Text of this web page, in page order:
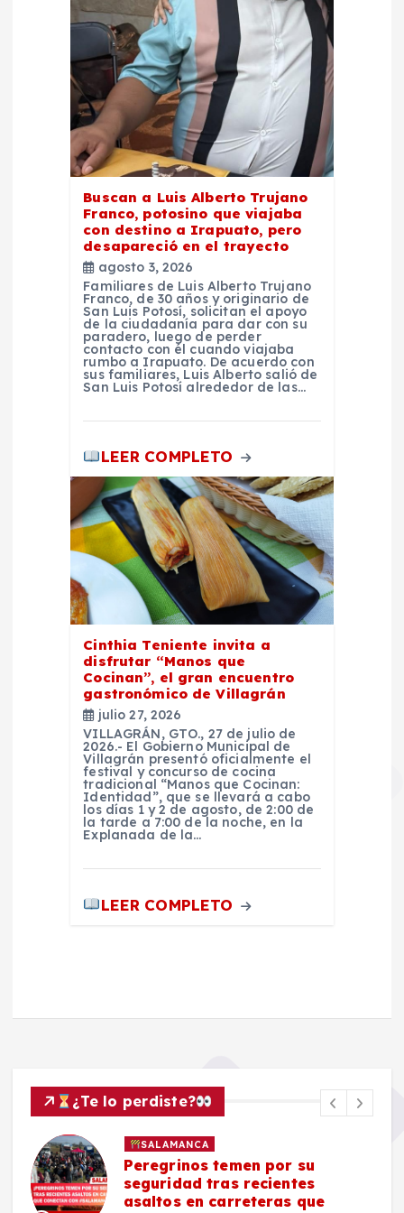
Buscan a Luis Alberto Trujano
Franco, potosino que viajaba
con destino a Irapuato, pero
desapareció en el trayecto
agosto 3, 2026
Familiares de Luis Alberto Trujano
Franco, de 30 años y originario de
San Luis Potosí, solicitan el apoyo
de la ciudadanía para dar con su
paradero, luego de perder
contacto con él cuando viajaba
rumbo a Irapuato. De acuerdo con
sus familiares, Luis Alberto salió de
San Luis Potosí alrededor de las…
LEER COMPLETO
Cinthia Teniente invita a
disfrutar “Manos que
Cocinan”, el gran encuentro
gastronómico de Villagrán
julio 27, 2026
VILLAGRÁN, GTO., 27 de julio de
2026.- El Gobierno Municipal de
Villagrán presentó oficialmente el
festival y concurso de cocina
tradicional “Manos que Cocinan:
Identidad”, que se llevará a cabo
los días 1 y 2 de agosto, de 2:00 de
la tarde a 7:00 de la noche, en la
Explanada de la…
LEER COMPLETO
¿Te lo perdiste?
SALAMANCA
Peregrinos temen por su
seguridad tras recientes
asaltos en carreteras que